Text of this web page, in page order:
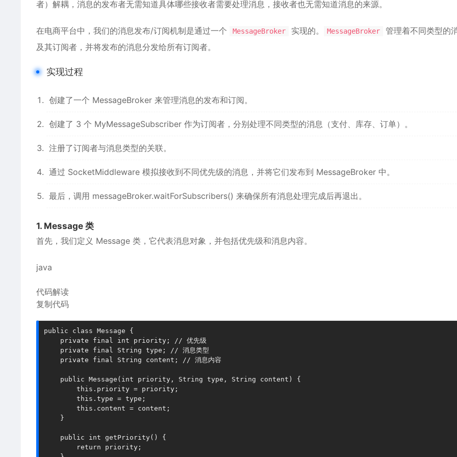
者）解耦，消息的发布者无需知道具体哪些接收者需要处理消息，接收者也无需知道消息的来源。
在电商平台中，我们的消息发布/订阅机制是通过一个 MessageBroker 实现的。 MessageBroker
管理着不同类型的
及其订阅者，并将发布的消息分发给所有订阅者。
实现过程
创建了一个 MessageBroker 来管理消息的发布和订阅。
创建了 3 个 MyMessageSubscriber 作为订阅者，分别处理不同类型的消息（支付、库存、订单）。
注册了订阅者与消息类型的关联。
通过 SocketMiddleware 模拟接收到不同优先级的消息，并将它们发布到 MessageBroker 中。
最后，调用 messageBroker.waitForSubscribers() 来确保所有消息处理完成后再退出。
1. Message 类
首先，我们定义 Message 类，它代表消息对象，并包括优先级和消息内容。
java
代码解读
复制代码
public class Message {
private
final int priority; // 优先级
private
final String type; // 消息类型
private
final String content; // 消息内容
public Message ( int priority, String type, String content)
{
this .priority = priority;
this .type = type;
this .content = content;
    }
public int getPriority()
{
return priority;